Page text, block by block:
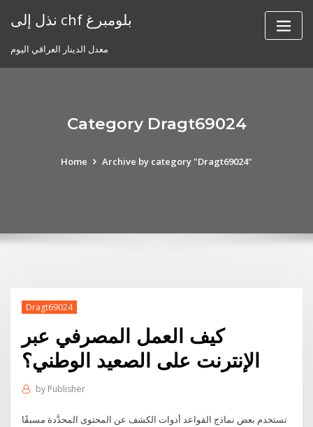
نذل إلى chf بلومبرغ
معدل الدينار العراقي اليوم
Category Dragt69024
Home Archive by category "Dragt69024"
Dragt69024
كيف العمل المصرفي عبر
الإنترنت على الصعيد الوطني؟
by Publisher
تستخدم بعض نماذج القواعد أدوات الكشف عن المحتوى المحدَّدة مسبقًا